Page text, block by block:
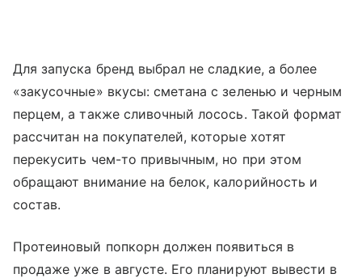
Для запуска бренд выбрал не сладкие, а более
«закусочные» вкусы: сметана с зеленью и черным
перцем, а также сливочный лосось. Такой формат
рассчитан на покупателей, которые хотят
перекусить чем-то привычным, но при этом
обращают внимание на белок, калорийность и
состав.
Протеиновый попкорн должен появиться в
продаже уже в августе. Его планируют вывести в